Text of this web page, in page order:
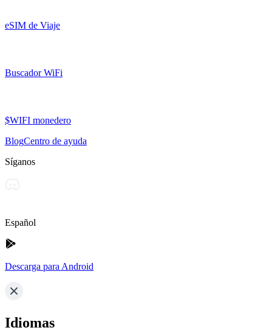
eSIM de Viaje
Buscador WiFi
$WIFI monedero
BlogCentro de ayuda
Síganos
Español
Descarga para Android
Idiomas